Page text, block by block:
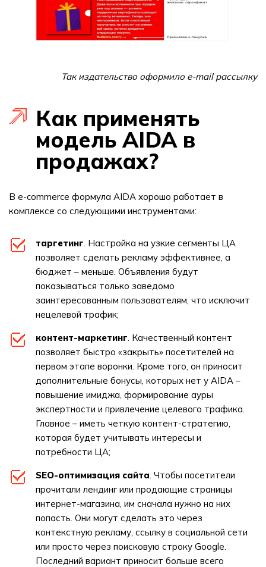
Так издательство оформило e-mail рассылку
Как применять
модель AIDA в
продажах?
В e-commerce формула AIDA хорошо работает в
комплексе со следующими инструментами:
таргетинг. Настройка на узкие сегменты ЦА
позволяет сделать рекламу эффективнее, а
бюджет – меньше. Объявления будут
показываться только заведомо
заинтересованным пользователям, что исключит
нецелевой трафик;
контент-маркетинг. Качественный контент
позволяет быстро «закрыть» посетителей на
первом этапе воронки. Кроме того, он приносит
дополнительные бонусы, которых нет у AIDA –
повышение имиджа, формирование ауры
экспертности и привлечение целевого трафика.
Главное – иметь четкую контент-стратегию,
которая будет учитывать интересы и
потребности ЦА;
SEO-оптимизация сайта. Чтобы посетители
прочитали лендинг или продающие страницы
интернет-магазина, им сначала нужно на них
попасть. Они могут сделать это через
контекстную рекламу, ссылку в социальной сети
или просто через поисковую строку Google.
Последний вариант приносит больше всего